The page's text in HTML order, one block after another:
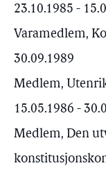
23.10.1985 -
Varamedlem,
30.09.1989
Medlem,
15.05.1986 -
Medlem, Den